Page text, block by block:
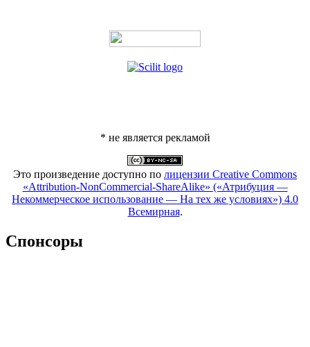
* не является рекламой
Это произведение доступно по лицензии Creative Commons
«Attribution-NonCommercial-ShareAlike» («Атрибуция —
Некоммерческое использование — На тех же условиях») 4.0
Всемирная.
Спонсоры